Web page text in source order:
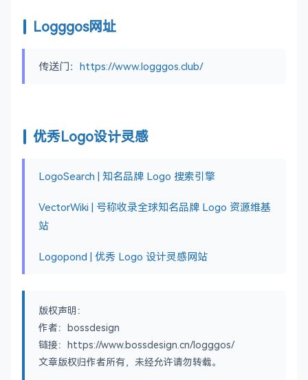
Logggos网址
传送门： https://www.logggos.club/
优秀Logo设计灵感
LogoSearch | 知名品牌 Logo 搜索引擎
VectorWiki | 号称收录全球知名品牌 Logo 资源维基
站
Logopond | 优秀 Logo 设计灵感网站
版权声明：
作者：bossdesign
链接：https://www.bossdesign.cn/logggos/
文章版权归作者所有，未经允许请勿转载。